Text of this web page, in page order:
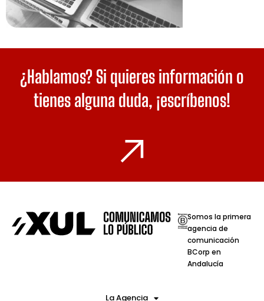
¿Hablamos? Si quieres información o
tienes alguna duda, ¡escríbenos!
Somos la primera
agencia de
comunicación
BCorp en
Andalucía
La Agencia